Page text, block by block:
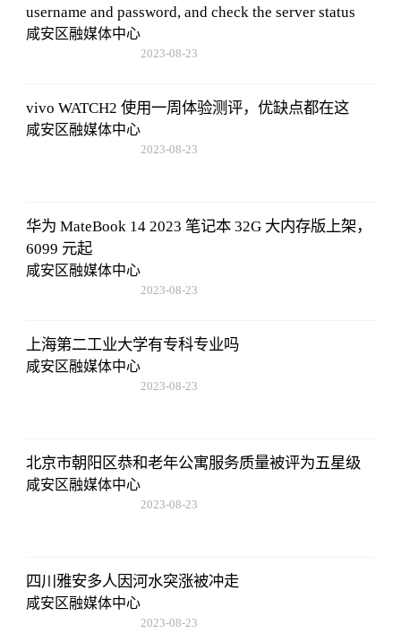
username and password, and check the server status
咸安区融媒体中心
2023-08-23
vivo WATCH2 使用一周体验测评，优缺点都在这
咸安区融媒体中心
2023-08-23
华为 MateBook 14 2023 笔记本 32G 大内存版上架，
6099 元起
咸安区融媒体中心
2023-08-23
上海第二工业大学有专科专业吗
咸安区融媒体中心
2023-08-23
北京市朝阳区恭和老年公寓服务质量被评为五星级
咸安区融媒体中心
2023-08-23
四川雅安多人因河水突涨被冲走
咸安区融媒体中心
2023-08-23